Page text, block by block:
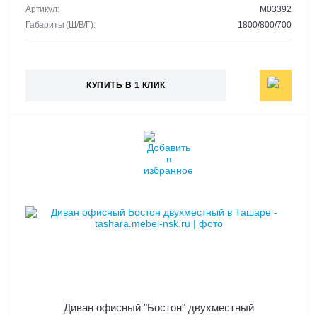
Артикул:
M03392
Габариты (Ш/В/Г):
1800/800/700
КУПИТЬ В 1 КЛИК
Диван офисный "Бостон" двухместный